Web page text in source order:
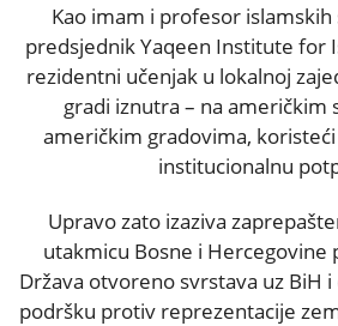
Kao imam i profesor islamskih
predsjednik Yaqeen Institute for
rezidentni učenjak u lokalnoj
gradi iznutra – na američkim
američkim gradovima,
institucionalnu
Upravo zato izaziva
utakmicu Bosne i Hercegovine
Država otvoreno svrstava uz BiH
podršku protiv reprezentacije